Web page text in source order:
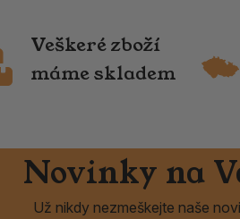
Veškeré zboží
máme skladem
Novinky na
Už nikdy nezmeškejte naše